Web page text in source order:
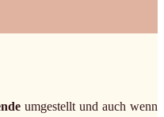
umgestellt und auch wenn